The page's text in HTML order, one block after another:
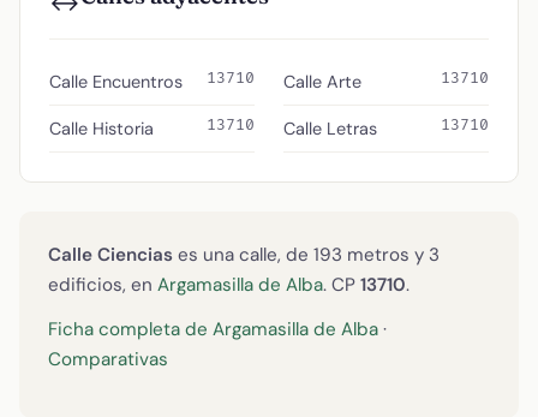
Calle Encuentros 13710
Calle Historia 13710
Calle Arte 13710
Calle Letras 13710
Calle Ciencias es una calle, de 193 metros y 3
edificios, en Argamasilla de Alba. CP 13710.
Ficha completa de Argamasilla de Alba ·
Comparativas